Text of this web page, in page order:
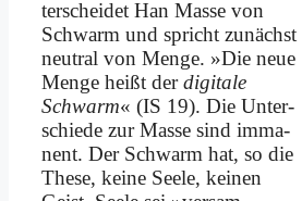
ter­schei­det Han Mas­se von
Schwarm und spricht zu­nächst
neu­tral von Men­ge. »Die neue
Men­ge heißt derdi­gi­ta­le
Schwarm« (IS 19). Die Un­ter­
schie­de zur Mas­se sind im­ma­
nent. Der Schwarm hat, so die
The­se, kei­ne See­le, kei­nen